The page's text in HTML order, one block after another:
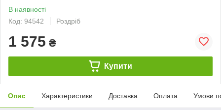
В наявності
Код: 94542
Роздріб
1 575 ₴
Купити
Опис Характеристики Доставка Оплата Умови